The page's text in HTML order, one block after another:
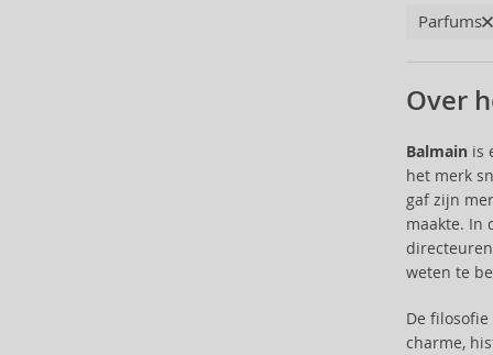
Parfums
Over
Balmainis
het merk
gaf zijn
maakte. In
weten te
De filosofie
charme,